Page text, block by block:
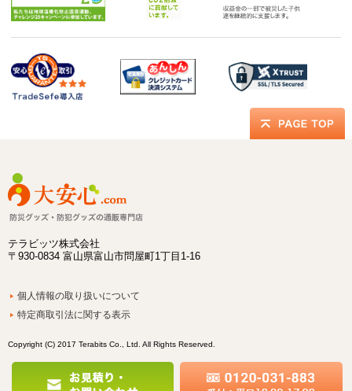
テラビッツ株式会社
〒930-0834 富山県富山市問屋町1丁目1-16
個人情報の取り扱いについて
特定商取引法に関する表示
Copyright (C) 2017 Terabits Co., Ltd. All Rights Reserved.